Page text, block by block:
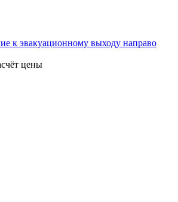
к эвакуационному выходу направо
цены